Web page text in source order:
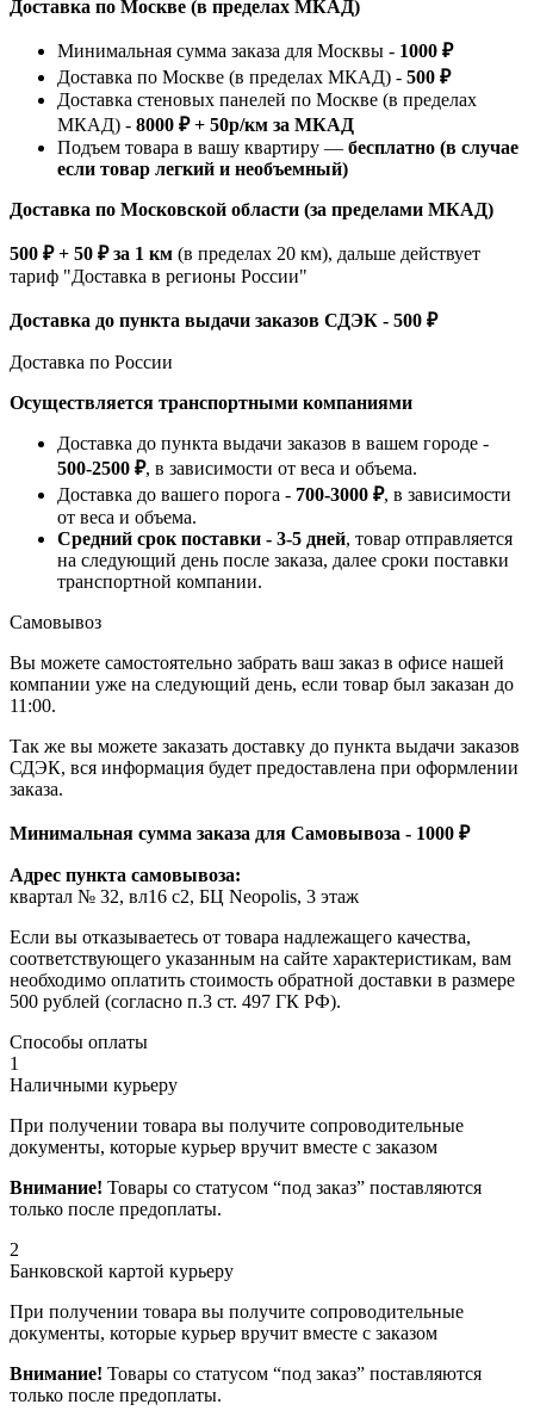
Доставка по Москве (в пределах МКАД)
Минимальная сумма заказа для Москвы - 1000 ₽
Доставка по Москве (в пределах МКАД) - 500 ₽
Доставка стеновых панелей по Москве (в пределах
МКАД) - 8000 ₽ + 50р/км за МКАД
Подъем товара в вашу квартиру — бесплатно (в случае
если товар легкий и необъемный)
Доставка по Московской области (за пределами МКАД)
500 ₽ + 50 ₽ за 1 км (в пределах 20 км), дальше действует
тариф "Доставка в регионы России"
Доставка до пункта выдачи заказов СДЭК - 500 ₽
Доставка по России
Осуществляется транспортными компаниями
Доставка до пункта выдачи заказов в вашем городе -
500-2500 ₽, в зависимости от веса и объема.
Доставка до вашего порога - 700-3000 ₽, в зависимости
от веса и объема.
Средний срок поставки - 3-5 дней, товар отправляется
на следующий день после заказа, далее сроки поставки
транспортной компании.
Самовывоз
Вы можете самостоятельно забрать ваш заказ в офисе нашей
компании уже на следующий день, если товар был заказан до
11:00.
Так же вы можете заказать доставку до пункта выдачи заказов
СДЭК, вся информация будет предоставлена при оформлении
заказа.
Минимальная сумма заказа для Самовывоза - 1000 ₽
Адрес пункта самовывоза:
квартал № 32, вл16 с2, БЦ Neopolis, 3 этаж
Если вы отказываетесь от товара надлежащего качества,
соответствующего указанным на сайте характеристикам, вам
необходимо оплатить стоимость обратной доставки в размере
500 рублей (согласно п.3 ст. 497 ГК РФ).
Способы оплаты
1
Наличными курьеру
При получении товара вы получите сопроводительные
документы, которые курьер вручит вместе с заказом
Внимание! Товары со статусом “под заказ” поставляются
только после предоплаты.
2
Банковской картой курьеру
При получении товара вы получите сопроводительные
документы, которые курьер вручит вместе с заказом
Внимание! Товары со статусом “под заказ” поставляются
только после предоплаты.